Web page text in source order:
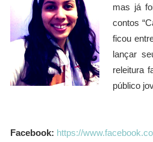
mas já
contos
ficou
lançar
releitura
público
Facebook: https://